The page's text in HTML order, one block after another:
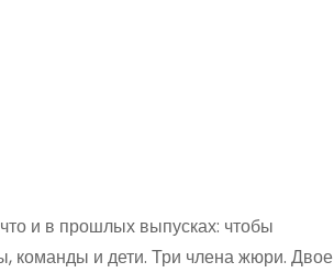
и в прошлых выпусках: чтобы
команды и дети. Три члена жюри. Двое